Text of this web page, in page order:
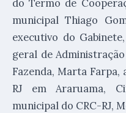
do Termo de
municipal Thiago
executivo do
geral de
Fazenda, Marta Farpa,
RJ em Araruama,
municipal do CRC-RJ,